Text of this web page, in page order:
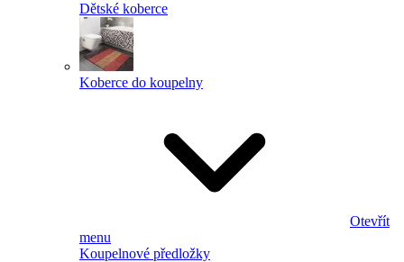
Dětské koberce
Koberce do koupelny
Otevřít
menu
Koupelnové předložky